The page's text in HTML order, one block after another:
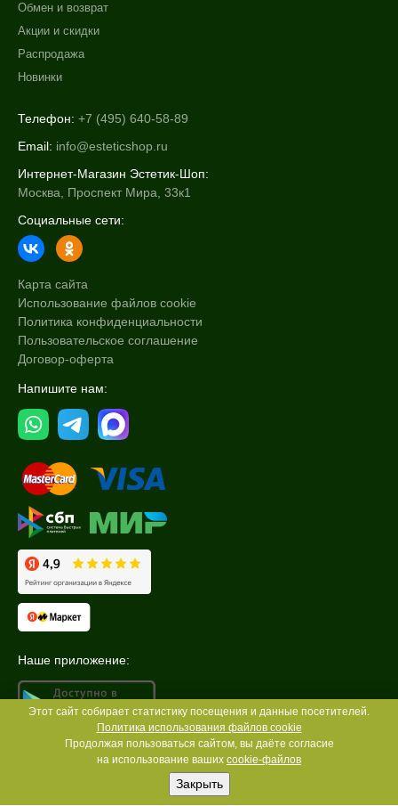
Обмен и возврат
Акции и скидки
Распродажа
Новинки
Телефон: +7 (495) 640-58-89
Email: info@esteticshop.ru
Интернет-Магазин Эстетик-Шоп:
Москва, Проспект Мира, 33к1
Социальные сети:
Карта сайта
Использование файлов cookie
Политика конфиденциальности
Пользовательское соглашение
Договор-оферта
Напишите нам:
Наше приложение:
Этот сайт собирает статистику посещения и данные посетителей.
Политика использования файлов cookie
Продолжая пользоваться сайтом, вы даёте согласие
на использование ваших cookie-файлов
Закрыть